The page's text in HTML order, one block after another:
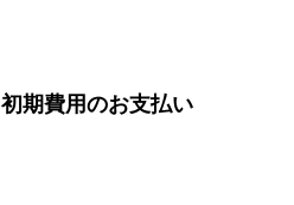
初期費用のお支払い